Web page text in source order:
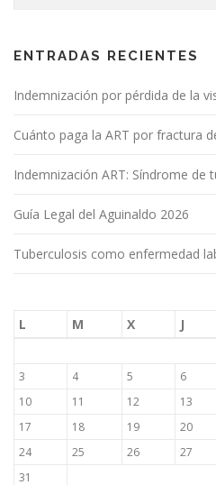
ENTRADAS RECIENTES
Indemnización por pérdida de la
Cuánto paga la ART por fractura
Indemnización ART: Síndrome de
Guía Legal del Aguinaldo 2026
Tuberculosis como enfermedad
L M X J
3
4 5 6
10
11 12 13
17
18 19 20
24
25 26 27
31